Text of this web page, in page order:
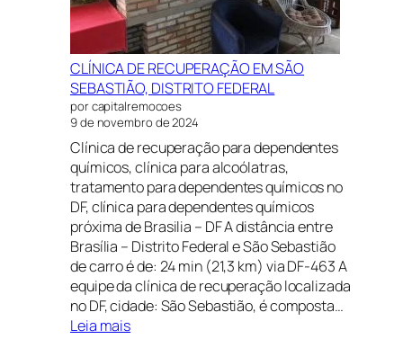
CLÍNICA DE RECUPERAÇÃO EM SÃO
SEBASTIÃO, DISTRITO FEDERAL
por capitalremocoes
9 de novembro de 2024
Clínica de recuperação para dependentes
químicos, clínica para alcoólatras,
tratamento para dependentes químicos no
DF, clínica para dependentes químicos
próxima de Brasilia – DF A distância entre
Brasília – Distrito Federal e São Sebastião
de carro é de: 24 min (21,3 km) via DF-463 A
equipe da clínica de recuperação localizada
no DF, cidade: São Sebastião, é composta…
Leia mais: